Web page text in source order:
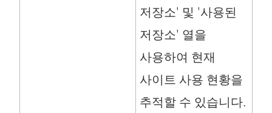
저장소' 및 '사용된
저장소' 열을
사용하여 현재
사이트 사용 현황을
추적할 수 있습니다.